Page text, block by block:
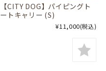
【CITY DOG】パイピングト
ートキャリー (S)
¥11,000(税込)